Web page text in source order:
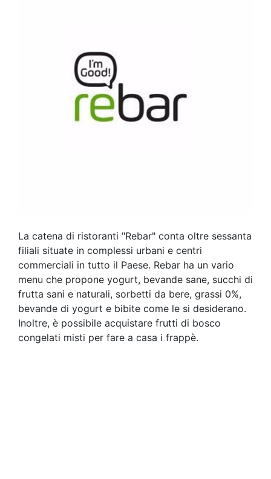
La catena di ristoranti "Rebar" conta oltre sessanta
filiali situate in complessi urbani e centri
commerciali in tutto il Paese. Rebar ha un vario
menu che propone yogurt, bevande sane, succhi di
frutta sani e naturali, sorbetti da bere, grassi 0%,
bevande di yogurt e bibite come le si desiderano.
Inoltre, è possibile acquistare frutti di bosco
congelati misti per fare a casa i frappè.